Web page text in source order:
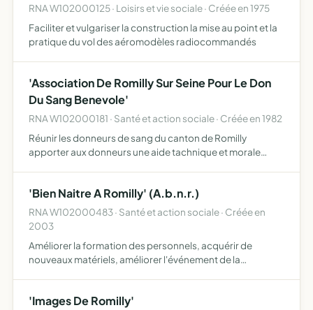
RNA W102000125 · Loisirs et vie sociale · Créée en 1975
Faciliter et vulgariser la construction la mise au point et la
pratique du vol des aéromodèles radiocommandés
'Association De Romilly Sur Seine Pour Le Don
Du Sang Benevole'
RNA W102000181 · Santé et action sociale · Créée en 1982
Réunir les donneurs de sang du canton de Romilly
apporter aux donneurs une aide tachnique et morale
l'Association
'Bien Naitre A Romilly' (A.b.n.r.)
RNA W102000483 · Santé et action sociale · Créée en
2003
Améliorer la formation des personnels, acquérir de
nouveaux matériels, améliorer l'événement de la
solidarit…
'Images De Romilly'